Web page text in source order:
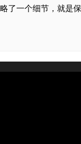
一个细节，就是